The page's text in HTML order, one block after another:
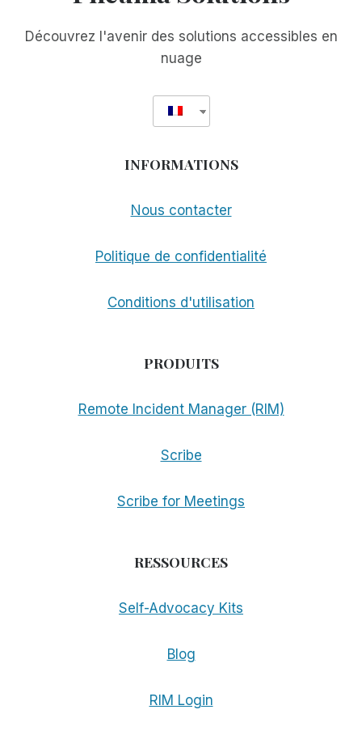
Découvrez l'avenir des solutions accessibles en
nuage
INFORMATIONS
Nous contacter
Politique de confidentialité
Conditions d'utilisation
PRODUITS
Remote Incident Manager (RIM)
Scribe
Scribe for Meetings
RESSOURCES
Self-Advocacy Kits
Blog
RIM Login